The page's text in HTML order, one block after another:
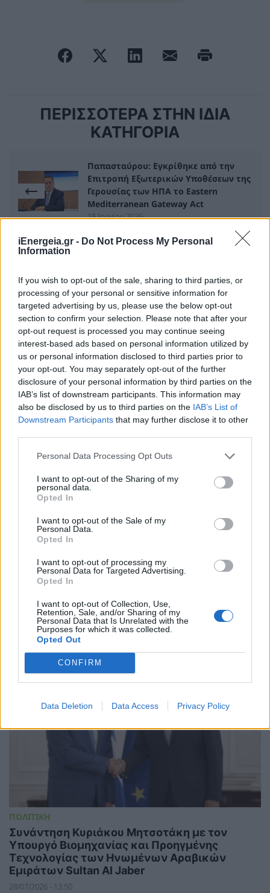
iEnergeia.gr - Do Not Process My Personal
Information
If you wish to opt-out of the sale, sharing to third parties, or
processing of your personal or sensitive information for
targeted advertising by us, please use the below opt-out
section to confirm your selection. Please note that after your
opt-out request is processed you may continue seeing
interest-based ads based on personal information utilized by
us or personal information disclosed to third parties prior to
your opt-out. You may separately opt-out of the further
disclosure of your personal information by third parties on the
IAB’s list of downstream participants. This information may
also be disclosed by us to third parties on the IAB’s List of
Downstream Participants that may further disclose it to other
Personal Data Processing Opt Outs
I want to opt-out of the Sharing of my
personal data.
Opted In
I want to opt-out of the Sale of my
Personal Data.
Opted In
I want to opt-out of processing my
Personal Data for Targeted Advertising.
Opted In
I want to opt-out of Collection, Use,
Retention, Sale, and/or Sharing of my
Personal Data that Is Unrelated with the
Purposes for which it was collected.
Opted Out
CONFIRM
Data Deletion Data Access Privacy Policy
ΠΕΡΙΣΣΟΤΕΡΑ ΣΤΗΝ ΙΔΙΑ
ΚΑΤΗΓΟΡΙΑ
Παπασταύρου: Εγκρίθηκε από την
Επιτροπή Εξωτερικών Υποθέσεων της
Γερουσίας των ΗΠΑ το Eastern
Mediterranean Gateway Act
18 Ιουνίου 2026
περιβάλλοντος προτείνει η Νέα
Δημοκρατία
18 Ιουνίου 2026
ΣΧΕΤΙΚΑ ΑΡΘΡΑ
ΠΟΛΙΤΙΚΗ
ασφάλεια, νερό, πυρηνική ενέργεια
30/07/2026 - 13:39
ΠΟΛΙΤΙΚΗ
Συνάντηση Κυριάκου Μητσοτάκη με τον
Υπουργό Βιομηχανίας και Προηγμένης
Τεχνολογίας των Ηνωμένων Αραβικών
Εμιράτων Sultan Al Jaber
28/07/2026 - 13:50